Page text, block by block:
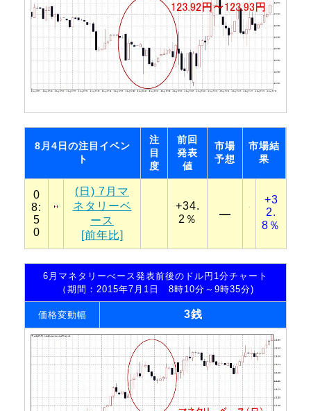
8月4日の注目イベン
ト
注
目
度
前回
発表
値
市場
予想
市場結
果
0
8:
5
0
(日) 7月マ
ネタリーベ
ース
[前年比]
+34.
2％
―
+3
2.
8％
6月マネタリーべース発表前後のドル円1分チャート
（期間：2015年7月1日 8時10分～9時35分)
価格変動幅 3銭